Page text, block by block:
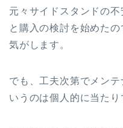
元々サイドスタンドの
と購入の検討を始めた
気がします。
でも、工夫次第でメン
いうのは個人的に当たり